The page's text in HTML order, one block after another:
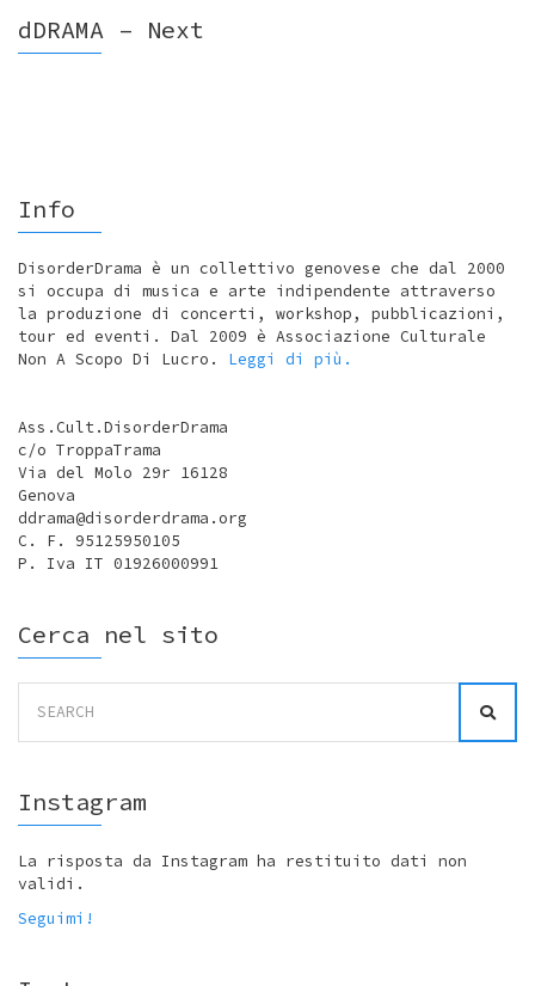
dDRAMA – Next
Info
DisorderDrama è un collettivo genovese che dal 2000
si occupa di musica e arte indipendente attraverso
la produzione di concerti, workshop, pubblicazioni,
tour ed eventi. Dal 2009 è Associazione Culturale
Non A Scopo Di Lucro. Leggi di più.
Ass.Cult.DisorderDrama
c/o TroppaTrama
Via del Molo 29r 16128
Genova
ddrama@disorderdrama.org
C. F. 95125950105
P. Iva IT 01926000991
Cerca nel sito
for:
Instagram
La risposta da Instagram ha restituito dati non
validi.
Seguimi!